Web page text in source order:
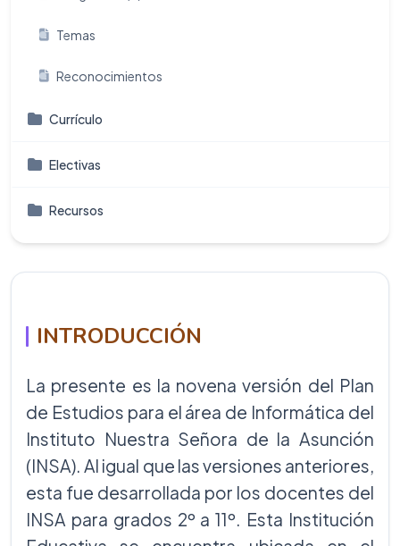
Temas
Reconocimientos
Currículo
Electivas
Recursos
INTRODUCCIÓN
La presente es la novena versión del Plan
de Estudios para el área de Informática del
Instituto Nuestra Señora de la Asunción
(INSA). Al igual que las versiones anteriores,
esta fue desarrollada por los docentes del
INSA para grados 2º a 11º. Esta Institución